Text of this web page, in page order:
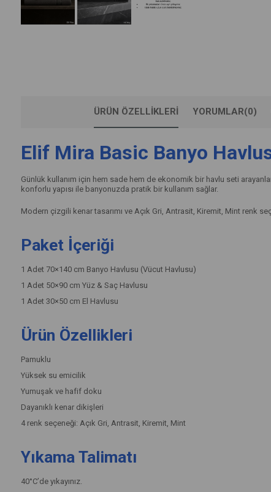
ÜRÜN ÖZELLIKLERI YORUMLAR(0)
Elif Mira Basic Banyo
Günlük kullanım için hem sade hem de ekonomik bir havlu seti
konforlu yapısı ile banyonuzda pratik bir kullanım sağlar.
Modern çizgili kenar tasarımı ve Açık Gri, Antrasit, Kiremit, Mint renk
Paket İçeriği
1 Adet 70×140 cm Banyo Havlusu (Vücut Havlusu)
1 Adet 50×90 cm Yüz & Saç Havlusu
1 Adet 30×50 cm El Havlusu
Ürün Özellikleri
Pamuklu
Yüksek su emicilik
Yumuşak ve hafif doku
Dayanıklı kenar dikişleri
4 renk seçeneği: Açık Gri, Antrasit, Kiremit, Mint
Yıkama Talimatı
40°C’de yıkayınız.